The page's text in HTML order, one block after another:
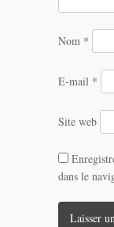
Nom *
E-mail *
Site web
dans le